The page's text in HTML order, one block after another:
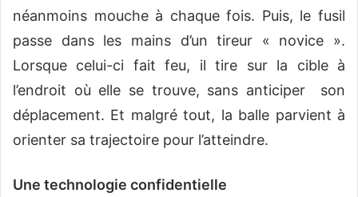
néanmoins mouche à chaque fois. Puis, le fusil
passe dans les mains d’un tireur « novice ».
Lorsque celui-ci fait feu, il tire sur la cible à
l’endroit où elle se trouve, sans anticiper son
déplacement. Et malgré tout, la balle parvient à
orienter sa trajectoire pour l’atteindre.
Une technologie confidentielle